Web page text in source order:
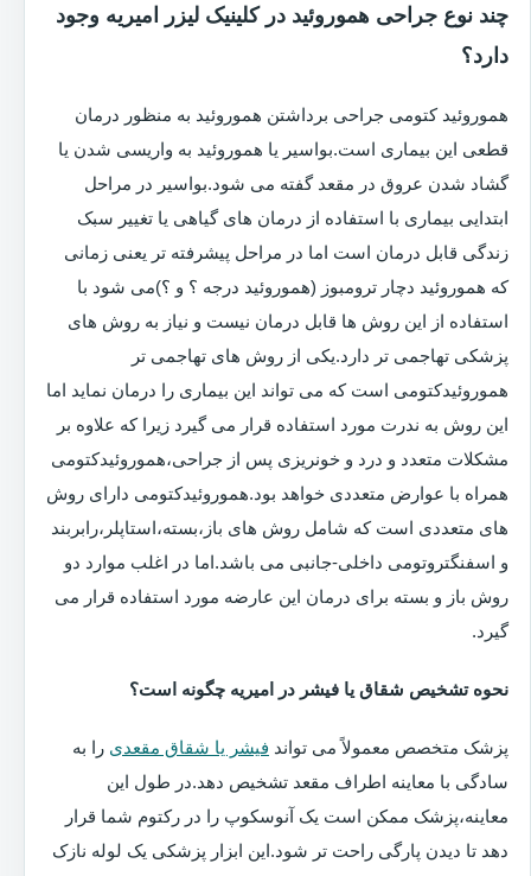
چند نوع جراحی هموروئید در کلینیک لیزر امیریه وجود
دارد؟
هموروئید کتومی جراحی برداشتن هموروئید به منظور درمان
قطعی این بیماری است.بواسیر یا هموروئید به واریسی شدن یا
گشاد شدن عروق در مقعد گفته می شود.بواسیر در مراحل
ابتدایی بیماری با استفاده از درمان های گیاهی یا تغییر سبک
زندگی قابل درمان است اما در مراحل پیشرفته تر یعنی زمانی
که هموروئید دچار ترومبوز (هموروئید درجه ؟ و ؟)می شود با
استفاده از این روش ها قابل درمان نیست و نیاز به روش های
پزشکی تهاجمی تر دارد.یکی از روش های تهاجمی تر
هموروئیدکتومی است که می تواند این بیماری را درمان نماید اما
این روش به ندرت مورد استفاده قرار می گیرد زیرا که علاوه بر
مشکلات متعدد و درد و خونریزی پس از جراحی،هموروئیدکتومی
همراه با عوارض متعددی خواهد بود.هموروئیدکتومی دارای روش
های متعددی است که شامل روش های باز،بسته،استاپلر،رابربند
و اسفنگتروتومی داخلی-جانبی می باشد.اما در اغلب موارد دو
روش باز و بسته برای درمان این عارضه مورد استفاده قرار می
گیرد.
نحوه تشخیص شقاق یا فیشر در امیریه چگونه است؟
پزشک متخصص معمولاً می تواند فیشر یا شقاق مقعدی را به
سادگی با معاینه اطراف مقعد تشخیص دهد.در طول این
معاینه،پزشک ممکن است یک آنوسکوپ را در رکتوم شما قرار
دهد تا دیدن پارگی راحت تر شود.این ابزار پزشکی یک لوله نازک